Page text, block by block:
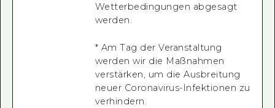
Wetterbedingungen abgesagt
werden.
* Am Tag der Veranstaltung
werden wir die Maßnahmen
verstärken, um die Ausbreitung
neuer Coronavirus-Infektionen zu
verhindern.